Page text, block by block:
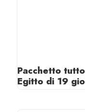
Pacchetto
Egitto di 19